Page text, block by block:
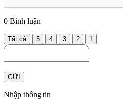
0 Bình luận
Tất cả 5 4 3 2 1
GỬI
Nhập thông tin